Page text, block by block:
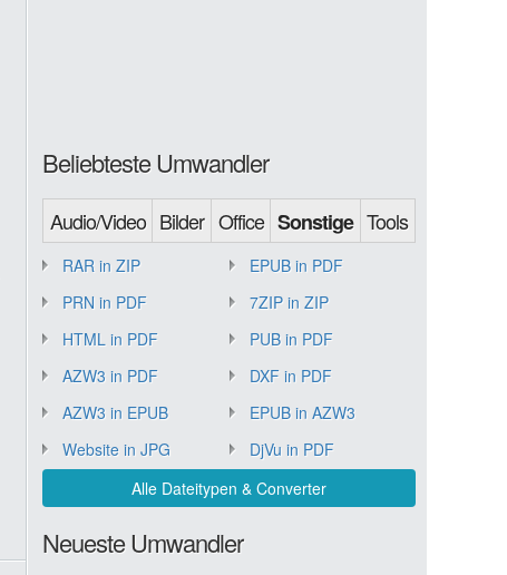
Beliebteste Umwandler
Audio/Video Bilder Office Sonstige Tools
RAR in ZIP
EPUB in PDF
PRN in PDF
7ZIP in ZIP
HTML in PDF
PUB in PDF
AZW3 in PDF
DXF in PDF
AZW3 in EPUB
EPUB in AZW3
Website in JPG
DjVu in PDF
Alle Dateitypen & Converter
Neueste Umwandler